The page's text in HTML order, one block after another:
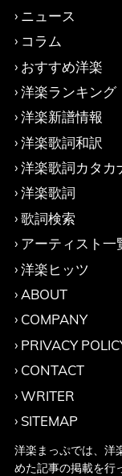
ニュース
コラム
おすすめ洋楽
洋楽ランキング
洋楽新譜情報
洋楽歌詞和訳
洋楽歌詞カタカ
洋楽歌詞
歌詞検索
アーティスト一
洋楽ヒッツ
ABOUT
COMPANY
PRIVACY
CONTACT
WRITER
SITEMAP
洋楽まっぷでは、洋
めた記事の掲載を行